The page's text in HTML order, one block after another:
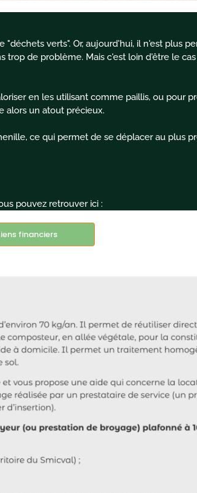
verts". Or, aujourd'hui, il n'est plus
de problème. Mais c'est loin d'être le
en les utilisant comme paillis, ou pour
alors un atout précieux.
ce qui permet de se déplacer au plus
pouvez retrouver ici :
financiers